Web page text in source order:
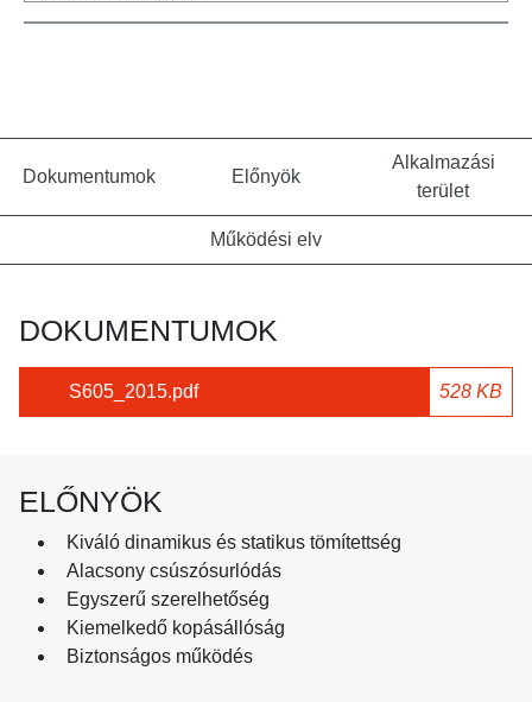
Dokumentumok Előnyök
Alkalmazási
terület
Működési elv
DOKUMENTUMOK
S605_2015.pdf 528 KB
ELŐNYÖK
Kiváló dinamikus és statikus tömítettség
Alacsony csúszósurlódás
Egyszerű szerelhetőség
Kiemelkedő kopásállóság
Biztonságos működés